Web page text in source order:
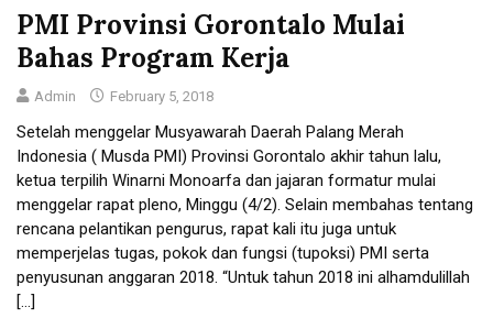
PMI Provinsi Gorontalo Mulai
Bahas Program Kerja
Admin February 5, 2018
Setelah menggelar Musyawarah Daerah Palang Merah
Indonesia ( Musda PMI) Provinsi Gorontalo akhir tahun lalu,
ketua terpilih Winarni Monoarfa dan jajaran formatur mulai
menggelar rapat pleno, Minggu (4/2). Selain membahas tentang
rencana pelantikan pengurus, rapat kali itu juga untuk
memperjelas tugas, pokok dan fungsi (tupoksi) PMI serta
penyusunan anggaran 2018. “Untuk tahun 2018 ini alhamdulillah
[…]